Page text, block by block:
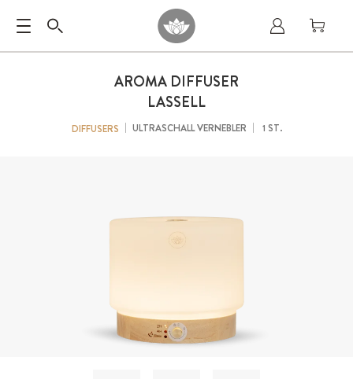
AROMA DIFFUSER
LASSELL
DIFFUSERS ULTRASCHALL VERNEBLER 1 ST.